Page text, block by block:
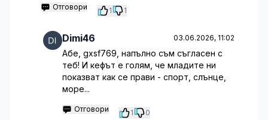
Отговори 1 1
Dimi46 03.06.2026, 11:02
Абе, gxsf769, напълно съм съгласен с
теб! И кефът е голям, че младите ни
показват как се прави - спорт, слънце,
море...
Отговори 1 0